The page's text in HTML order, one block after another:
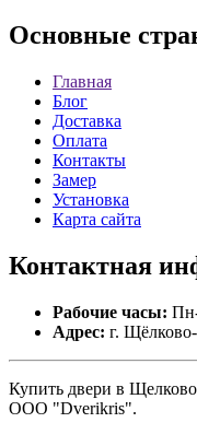
Основные
Главная
Блог
Доставка
Оплата
Контакты
Замер
Установка
Карта сайта
Контактная
Рабочие часы:
Адрес: г.
Купить двери в
ООО "Dverikris".